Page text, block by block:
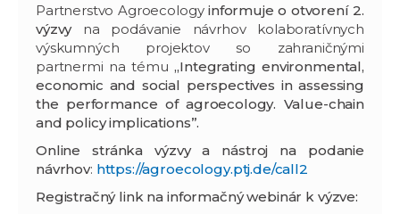
Partnerstvo Agroecologyinformuje o otvorení 2.
výzvyna podávanie návrhov kolaboratívnych
výskumných projektov so zahraničnými
partnermi na tému„Integrating environmental,
economic and social perspectives in assessing
the performance of agroecology. Value-chain
and policy implications”.
Online stránka výzvy a nástroj na podanie
návrhov: https://agroecology.ptj.de/call2
Registračný link na informačný webinár k výzve: